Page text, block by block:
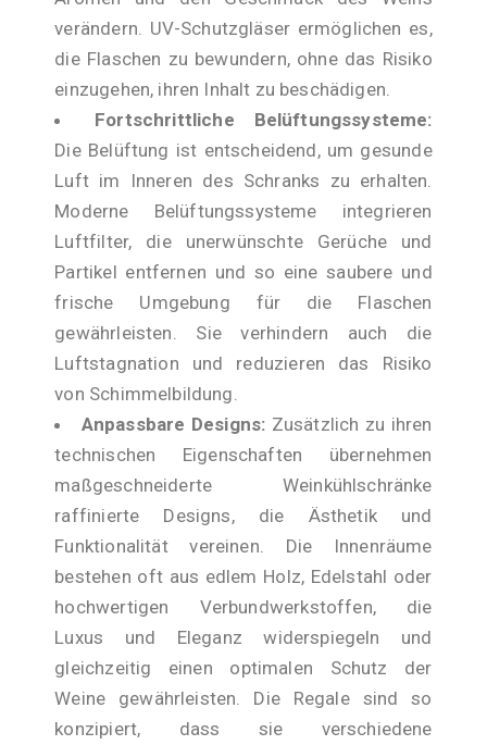
verändern. UV-Schutzgläser ermöglichen es,
die Flaschen zu bewundern, ohne das Risiko
einzugehen, ihren Inhalt zu beschädigen.
Fortschrittliche Belüftungssysteme:
Die Belüftung ist entscheidend, um gesunde
Luft im Inneren des Schranks zu erhalten.
Moderne Belüftungssysteme integrieren
Luftfilter, die unerwünschte Gerüche und
Partikel entfernen und so eine saubere und
frische Umgebung für die Flaschen
gewährleisten. Sie verhindern auch die
Luftstagnation und reduzieren das Risiko
von Schimmelbildung.
Anpassbare Designs: Zusätzlich zu ihren
technischen Eigenschaften übernehmen
maßgeschneiderte Weinkühlschränke
raffinierte Designs, die Ästhetik und
Funktionalität vereinen. Die Innenräume
bestehen oft aus edlem Holz, Edelstahl oder
hochwertigen Verbundwerkstoffen, die
Luxus und Eleganz widerspiegeln und
gleichzeitig einen optimalen Schutz der
Weine gewährleisten. Die Regale sind so
konzipiert, dass sie verschiedene